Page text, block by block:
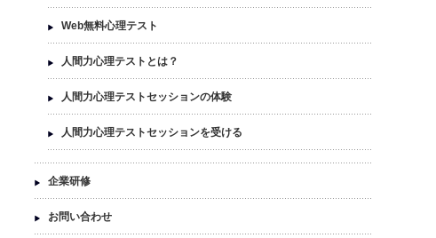
Web無料心理テスト
人間力心理テストとは？
人間力心理テストセッションの体験
人間力心理テストセッションを受ける
企業研修
お問い合わせ